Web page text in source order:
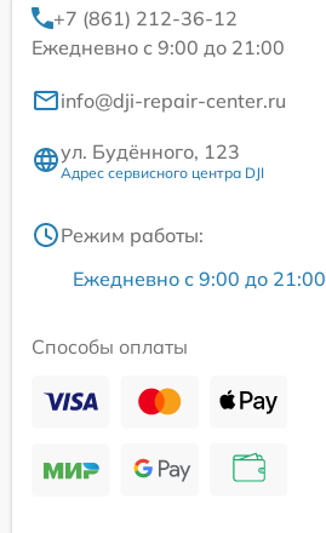
+7 (861) 212-36-12
Ежедневно с 9:00 до 21:00
info@dji-repair-center.ru
ул. Будённого, 123
Адрес сервисного центра DJI
Режим работы:
Ежедневно с 9:00 до 21:00
Способы оплаты